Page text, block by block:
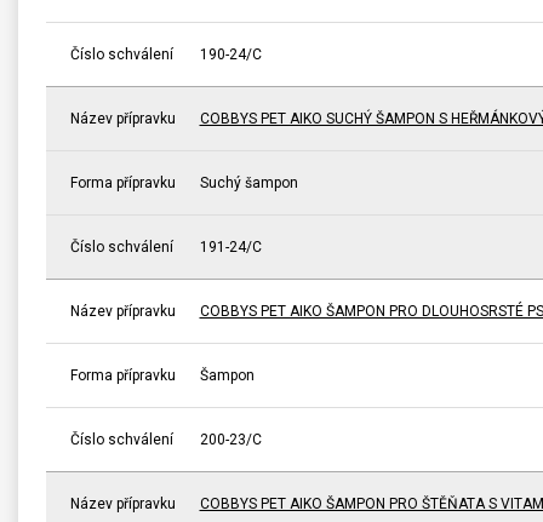
Číslo schválení 190-24/C
Název přípravku COBBYS PET AIKO SUCHÝ ŠAMPON S
Forma přípravku Suchý šampon
Číslo schválení 191-24/C
Název přípravku COBBYS PET AIKO ŠAMPON PRO DLOUHOSRSTÉ
Forma přípravku Šampon
Číslo schválení 200-23/C
Název přípravku COBBYS PET AIKO ŠAMPON PRO ŠTĚŇATA S